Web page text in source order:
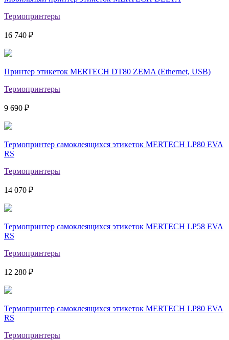
Термопринтеры
16 740 ₽
Принтер этикеток MERTECH DT80 ZEMA (Ethernet, USB)
Термопринтеры
9 690 ₽
Термопринтер самоклеящихся этикеток MERTECH LP80 EVA
RS
Термопринтеры
14 070 ₽
Термопринтер самоклеящихся этикеток MERTECH LP58 EVA
RS
Термопринтеры
12 280 ₽
Термопринтер самоклеящихся этикеток MERTECH LP80 EVA
RS
Термопринтеры